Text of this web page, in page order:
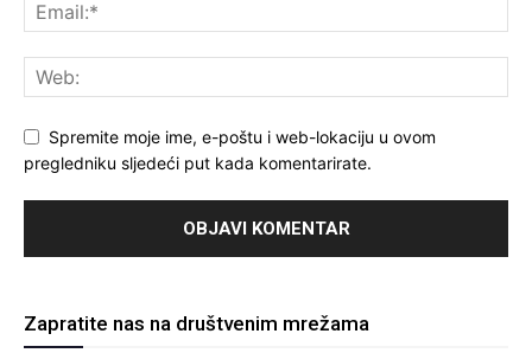
Spremite moje ime, e-poštu i web-lokaciju u ovom
pregledniku sljedeći put kada komentarirate.
Zapratite nas na društvenim mrežama